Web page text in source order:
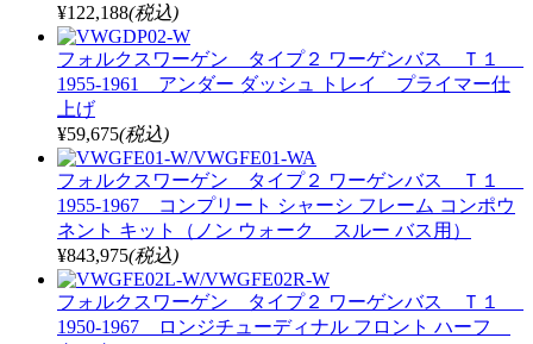
¥122,188(税込)
フォルクスワーゲン タイプ２ ワーゲンバス Ｔ１
1955-1961 アンダー ダッシュ トレイ プライマー仕
上げ
¥59,675(税込)
フォルクスワーゲン タイプ２ ワーゲンバス Ｔ１
1955-1967 コンプリート シャーシ フレーム コンポウ
ネント キット（ノン ウォーク スルー バス用）
¥843,975(税込)
フォルクスワーゲン タイプ２ ワーゲンバス Ｔ１
1950-1967 ロンジチューディナル フロント ハーフ